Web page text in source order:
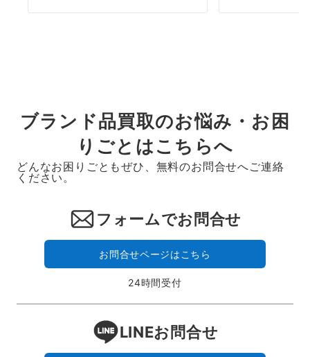
ブランド品買取のお悩み・お困
りごとはこちらへ
どんなお困りごともぜひ、無料のお問合せへご連絡
ください。
フォームでお問合せ
お問合せページはこちら
24時間受付
LINEお問合せ